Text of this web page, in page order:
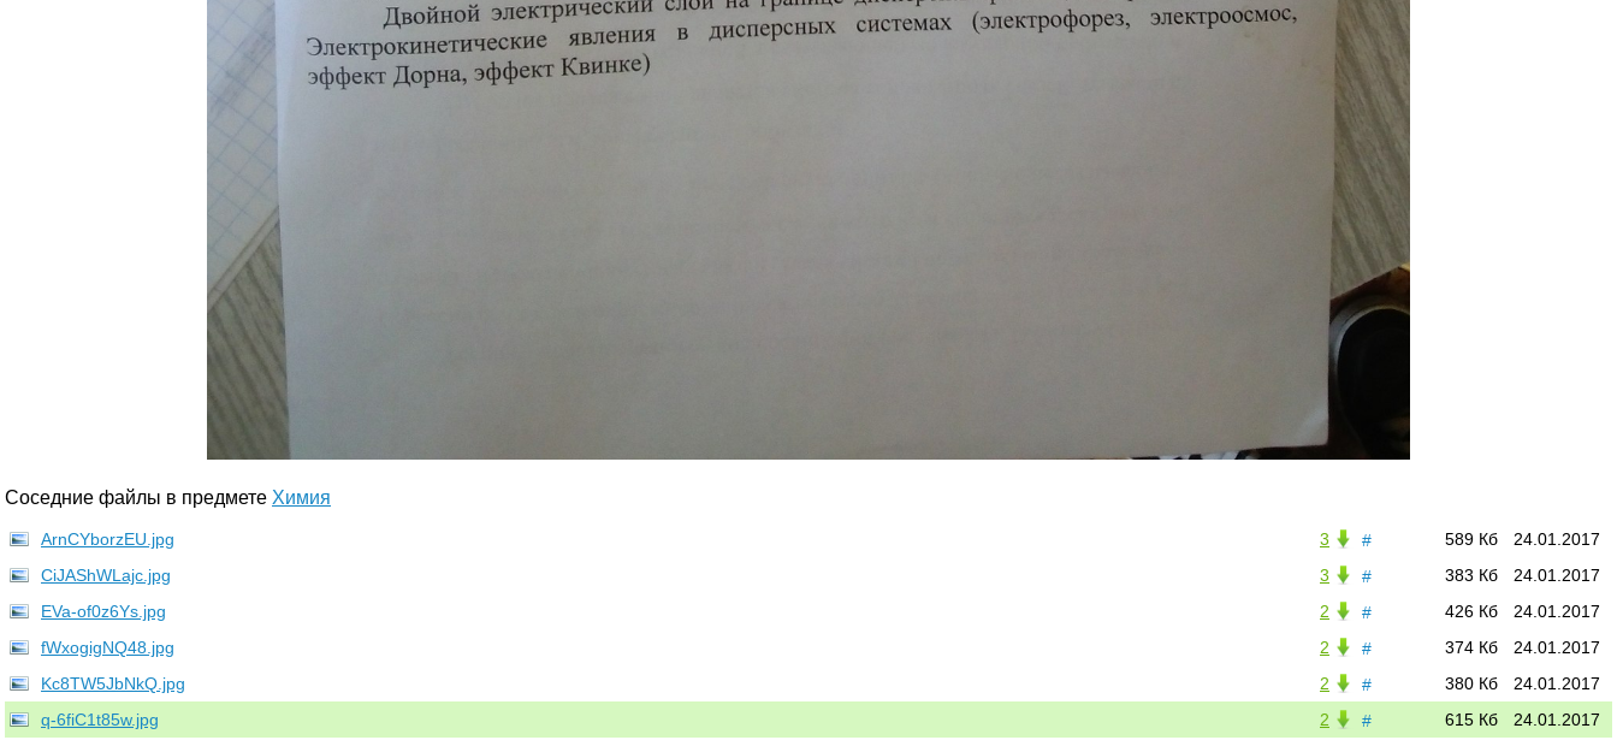
Соседние файлы в предмете Химия
# 24.01.2017
589 Кб
3
ArnCYborzEU.jpg
#
24.01.2017
383 Кб
3
CiJAShWLajc.jpg
#
24.01.2017
426 Кб
2
EVa-of0z6Ys.jpg
#
24.01.2017
374 Кб
2
fWxogigNQ48.jpg
#
24.01.2017
380 Кб
2
Kc8TW5JbNkQ.jpg
#
24.01.2017
615 Кб
2
q-6fiC1t85w.jpg